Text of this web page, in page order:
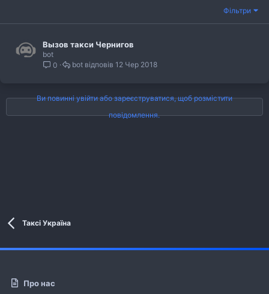
Фільтри
Вызов такси Чернигов
bot
0
12 Чер 2018
bot
Ви повинні увійти або зареєструватися, щоб розмістити
повідомлення.
Таксі Україна
Про нас